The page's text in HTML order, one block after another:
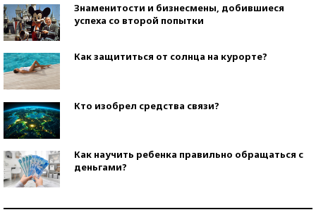
Знаменитости и бизнесмены, добившиеся
успеха со второй попытки
Как защититься от солнца на курорте?
Кто изобрел средства связи?
Как научить ребенка правильно обращаться с
деньгами?